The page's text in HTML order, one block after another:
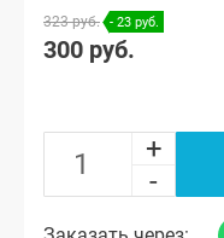
323 руб. - 23 руб.
300 руб.
+
-